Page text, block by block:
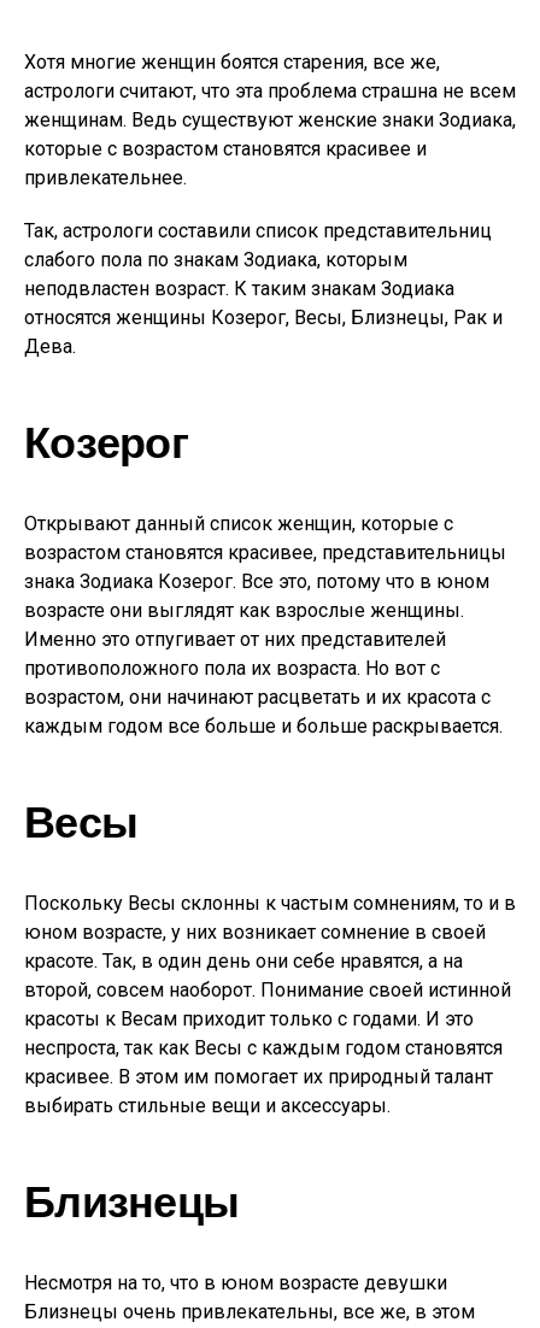
Хотя многие женщин боятся старения, все же,
астрологи считают, что эта проблема страшна не всем
женщинам. Ведь существуют женские знаки Зодиака,
которые с возрастом становятся красивее и
привлекательнее.
Так, астрологи составили список представительниц
слабого пола по знакам Зодиака, которым
неподвластен возраст. К таким знакам Зодиака
относятся женщины Козерог, Весы, Близнецы, Рак и
Дева.
Козерог
Открывают данный список женщин, которые с
возрастом становятся красивее, представительницы
знака Зодиака Козерог. Все это, потому что в юном
возрасте они выглядят как взрослые женщины.
Именно это отпугивает от них представителей
противоположного пола их возраста. Но вот с
возрастом, они начинают расцветать и их красота с
каждым годом все больше и больше раскрывается.
Весы
Поскольку Весы склонны к частым сомнениям, то и в
юном возрасте, у них возникает сомнение в своей
красоте. Так, в один день они себе нравятся, а на
второй, совсем наоборот. Понимание своей истинной
красоты к Весам приходит только с годами. И это
неспроста, так как Весы с каждым годом становятся
красивее. В этом им помогает их природный талант
выбирать стильные вещи и аксессуары.
Близнецы
Несмотря на то, что в юном возрасте девушки
Близнецы очень привлекательны, все же, в этом